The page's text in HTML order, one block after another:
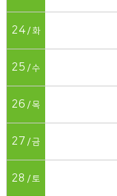
24 화
25 수
26 목
27 금
28 토